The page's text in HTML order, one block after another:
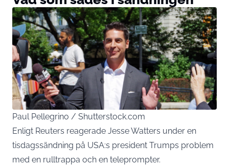
Paul Pellegrino / Shutterstock.com
Enligt Reuters reagerade Jesse Watters under en
tisdagssändning på USA:s president Trumps problem
med en rulltrappa och en teleprompter.